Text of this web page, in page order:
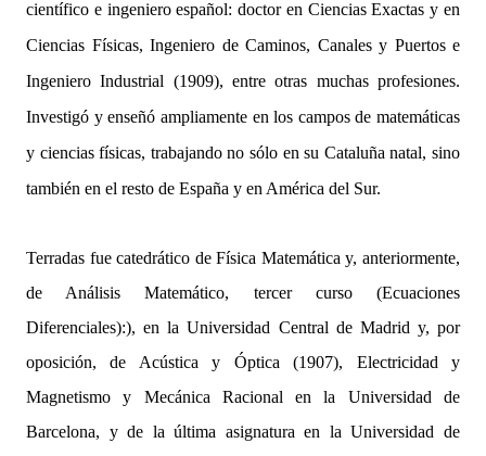
científico e ingeniero español: doctor en Ciencias Exactas y en
Ciencias Físicas, Ingeniero de Caminos, Canales y Puertos e
Ingeniero Industrial (1909), entre otras muchas profesiones.
Investigó y enseñó ampliamente en los campos de matemáticas
y ciencias físicas, trabajando no sólo en su Cataluña natal, sino
también en el resto de España y en América del Sur.
Terradas fue catedrático de Física Matemática y, anteriormente,
de Análisis Matemático, tercer curso (Ecuaciones
Diferenciales):), en la Universidad Central de Madrid y, por
oposición, de Acústica y Óptica (1907), Electricidad y
Magnetismo y Mecánica Racional en la Universidad de
Barcelona, y de la última asignatura en la Universidad de